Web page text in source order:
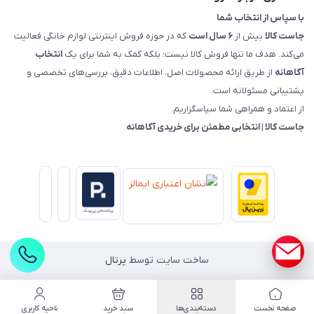
با سپاس از انتخاب شما
جاست کالا بیش از ۶ سال است
که در حوزه فروش اینترنتی لوازم خانگی فعالیت
می‌کند. هدف ما تنها فروش کالا نیست؛ بلکه کمک به شما برای یک انتخاب
آگاهانه از طریق ارائه محصولات اصل، اطلاعات دقیق، بررسی‌های تخصصی و
پشتیبانی مسئولانه است.
از اعتماد و همراهی شما سپاسگزاریم.
جاست کالا | انتخابی مطمئن برای خریدی آگاهانه
ساخت سایت توسط پرتال
صفحه نخست دسته‌بندی‌ها سبد خرید ناحیه کاربری